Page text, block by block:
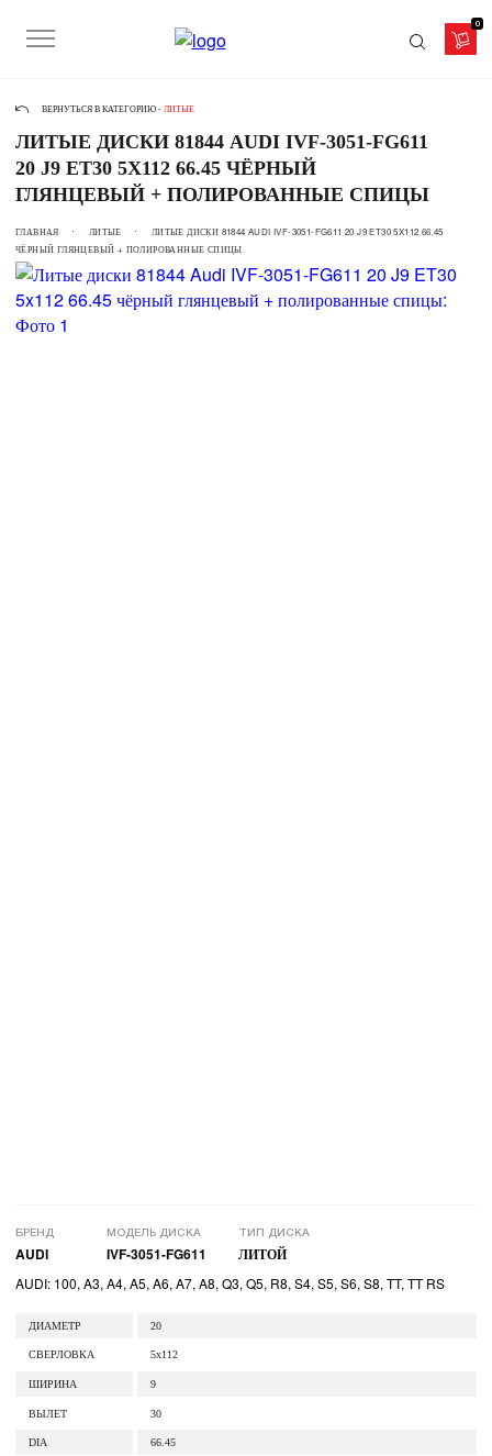
0
ВЕРНУТЬСЯ В КАТЕГОРИЮ - ЛИТЫЕ
ЛИТЫЕ ДИСКИ 81844 AUDI IVF-3051-FG611
20 J9 ET30 5X112 66.45 ЧЁРНЫЙ
ГЛЯНЦЕВЫЙ + ПОЛИРОВАННЫЕ СПИЦЫ
ГЛАВНАЯ ЛИТЫЕ
ЛИТЫЕ ДИСКИ 81844 AUDI IVF-3051-FG611 20 J9 ET30 5X112 66.45
ЧЁРНЫЙ ГЛЯНЦЕВЫЙ + ПОЛИРОВАННЫЕ СПИЦЫ
БРЕНД
AUDI
МОДЕЛЬ ДИСКА
IVF-3051-FG611
ТИП ДИСКА
ЛИТОЙ
AUDI: 100, A3, A4, A5, A6, A7, A8, Q3, Q5, R8, S4, S5, S6, S8, TT, TT RS
ДИАМЕТР 20
СВЕРЛОВКА 5x112
ШИРИНА 9
ВЫЛЕТ 30
DIA 66.45